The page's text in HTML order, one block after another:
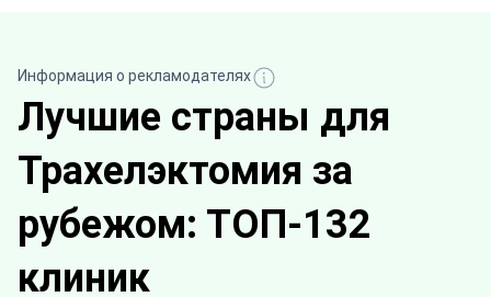
Информация о рекламодателях
Лучшие страны для
Трахелэктомия за
рубежом: ТОП-132
клиник